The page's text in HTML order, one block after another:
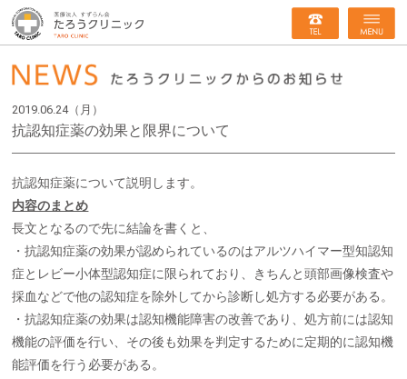
2019.06.24（月）
抗認知症薬の効果と限界について
抗認知症薬について説明します。
内容のまとめ
長文となるので先に結論を書くと、
・抗認知症薬の効果が認められているのはアルツハイマー型知認知
症とレビー小体型認知症に限られており、きちんと頭部画像検査や
採血などで他の認知症を除外してから診断し処方する必要がある。
・抗認知症薬の効果は認知機能障害の改善であり、処方前には認知
機能の評価を行い、その後も効果を判定するために定期的に認知機
能評価を行う必要がある。